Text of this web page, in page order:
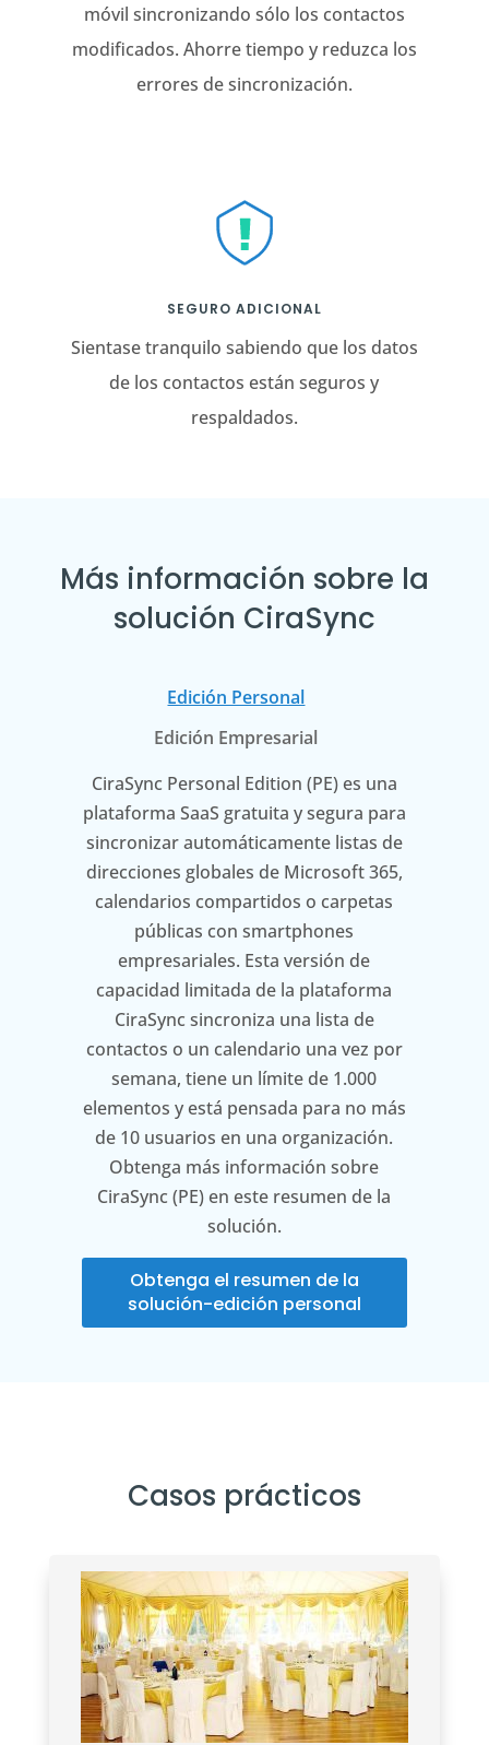
móvil sincronizando sólo los contactos
modificados. Ahorre tiempo y reduzca los
errores de sincronización.
SEGURO ADICIONAL
Sientase tranquilo sabiendo que los datos
de los contactos están seguros y
respaldados.
Más información sobre la
solución CiraSync
Edición Personal
Edición Empresarial
CiraSync Personal Edition (PE) es una
plataforma SaaS gratuita y segura para
sincronizar automáticamente listas de
direcciones globales de Microsoft 365,
calendarios compartidos o carpetas
públicas con smartphones
empresariales. Esta versión de
capacidad limitada de la plataforma
CiraSync sincroniza una lista de
contactos o un calendario una vez por
semana, tiene un límite de 1.000
elementos y está pensada para no más
de 10 usuarios en una organización.
Obtenga más información sobre
CiraSync (PE) en este resumen de la
solución.
Obtenga el resumen de la
solución-edición personal
Casos prácticos